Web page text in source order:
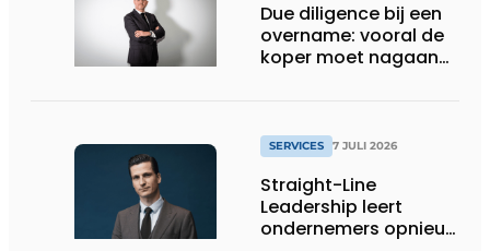
Due diligence bij een
overname: vooral de
koper moet nagaan
SERVICES 7 JULI 2026
Straight-Line
Leadership leert
ondernemers opnieuw